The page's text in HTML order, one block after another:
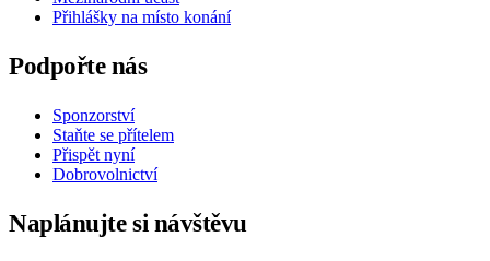
Přihlášky na místo konání
Podpořte nás
Sponzorství
Staňte se přítelem
Přispět nyní
Dobrovolnictví
Naplánujte si návštěvu